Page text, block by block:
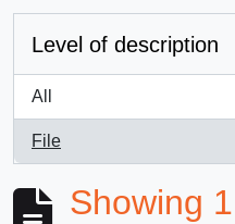
Level of description
All
File
, 1 results
Showing